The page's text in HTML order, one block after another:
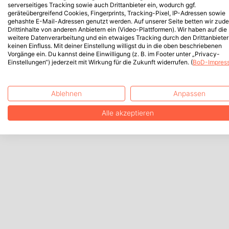
serverseitiges Tracking sowie auch Drittanbieter ein, wodurch ggf.
geräteübergreifend Cookies, Fingerprints, Tracking-Pixel, IP-Adressen sowie
gehashte E-Mail-Adressen genutzt werden. Auf unserer Seite betten wir
Drittinhalte von anderen Anbietern ein (Video-Plattformen). Wir haben auf die
weitere Datenverarbeitung und ein etwaiges Tracking durch den Drittanbieter
keinen Einfluss. Mit deiner Einstellung willigst du in die oben beschriebenen
Vorgänge ein. Du kannst deine Einwilligung (z. B. im Footer unter „Privacy-
Einstellungen“) jederzeit mit Wirkung für die Zukunft widerrufen. (BoD-
Ablehnen Anpassen
Alle akzeptieren